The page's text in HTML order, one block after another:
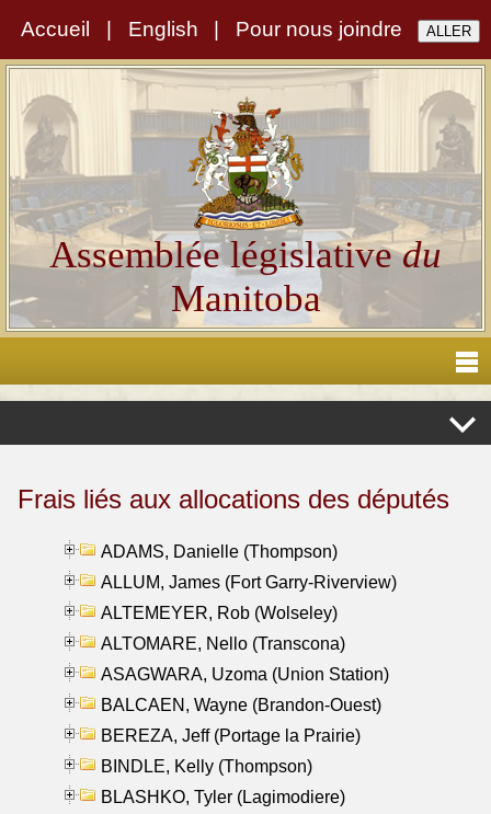
Accueil English Pour nous joindre
Assemblée législativedu
Manitoba
Frais liés aux allocations des députés
ADAMS, Danielle (Thompson)
ALLUM, James (Fort Garry-Riverview)
ALTEMEYER, Rob (Wolseley)
ALTOMARE, Nello (Transcona)
ASAGWARA, Uzoma (Union Station)
BALCAEN, Wayne (Brandon-Ouest)
BEREZA, Jeff (Portage la Prairie)
BINDLE, Kelly (Thompson)
BLASHKO, Tyler (Lagimodiere)